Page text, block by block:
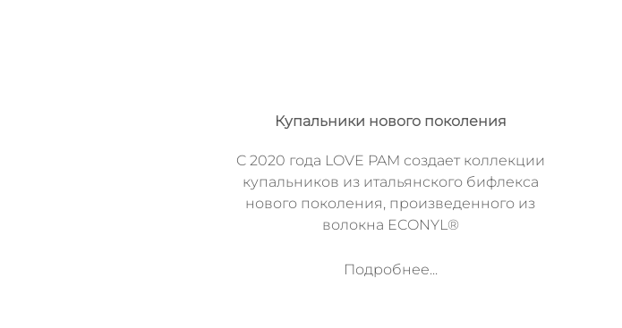
Купальники нового поколения
C 2020 года LOVE PAM создает коллекции
купальников из итальянского бифлекса
нового поколения, произведенного из
волокна ECONYL®
Подробнее...